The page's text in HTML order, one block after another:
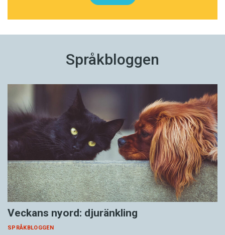
Språkbloggen
Veckans nyord: djuränkling
SPRÅKBLOGGEN